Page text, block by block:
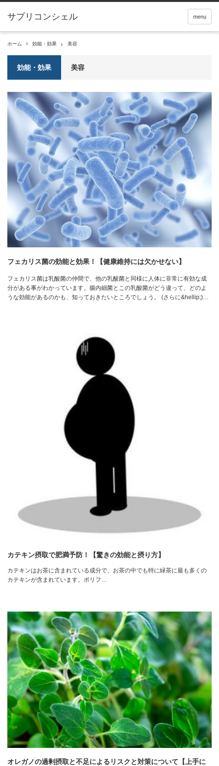
サプリコンシェル menu
ホーム 効能・効果 美容
効能・効果 美容
フェカリス菌の効能と効果！【健康維持には欠かせない】
フェカリス菌は乳酸菌の仲間で、他の乳酸菌と同様に人体に非常に有効な成
分がある事がわかっています。腸内細菌とこの乳酸菌がどう違って、どのよ
うな効能があるのかも、知っておきたいところでしょう。 (さらに&hellip;)…
カテキン摂取で肥満予防！【驚きの効能と摂り方】
カテキンはお茶に含まれている成分で、お茶の中でも特に緑茶に最も多くの
カテキンが含まれています。ポリフ…
オレガノの過剰摂取と不足によるリスクと対策について【上手に